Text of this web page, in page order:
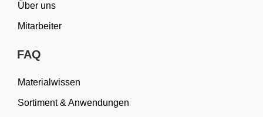
Über uns
Mitarbeiter
FAQ
Materialwissen
Sortiment & Anwendungen